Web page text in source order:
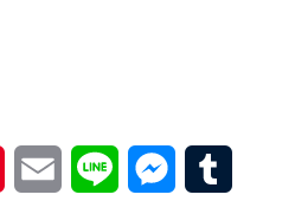
PinterestEmail Line Messenger